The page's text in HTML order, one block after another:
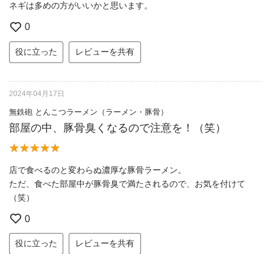
ネギは多めの方がいいかと思います。
0
役に立った レビューを共有
2024年04月17日
無鉄砲 とんこつラーメン（ラーメン・豚骨）
部屋の中、豚骨臭くなるので注意を！（笑）
店で食べるのと変わらぬ濃厚な豚骨ラーメン。
ただ、食べた部屋中が豚骨臭で満たされるので、お気を付けて
（笑）
0
役に立った レビューを共有